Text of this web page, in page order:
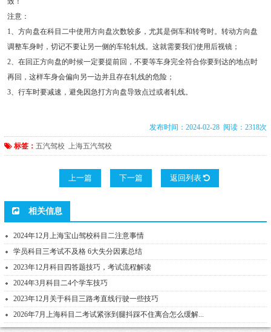
注意：
1、方向盘在科目二中使用方向盘次数较多，尤其是倒车和转弯时。转动方向盘
调整车身时，切记不要让另一侧的车轮轧线。这就需要我们使用后视镜；
2、在回正方向盘的时候一定要提前回，不要等车身完全符合你要到达的地点时
再回，这样车身会偏向另一边并且存在轧线的危险；
3、行车时要减速，避免因急打方向盘导致点过或者轧线。
发布时间：2024-02-28 阅读：2318次
标签： 五汽驾校 上海五汽驾校
上一篇 下一篇 返回列表
相关信息
2024年12月上海宝山驾校科目二注意事情
学员科目三考试不及格 6大失分因素总结
2023年12月科目四答题技巧，考试流程解读
2024年3月科目二4个学车技巧
2023年12月关于科目三路考直线行驶一些技巧
2026年7月上海科目二考试紧张到腿抖踩不住离合怎么缓解...